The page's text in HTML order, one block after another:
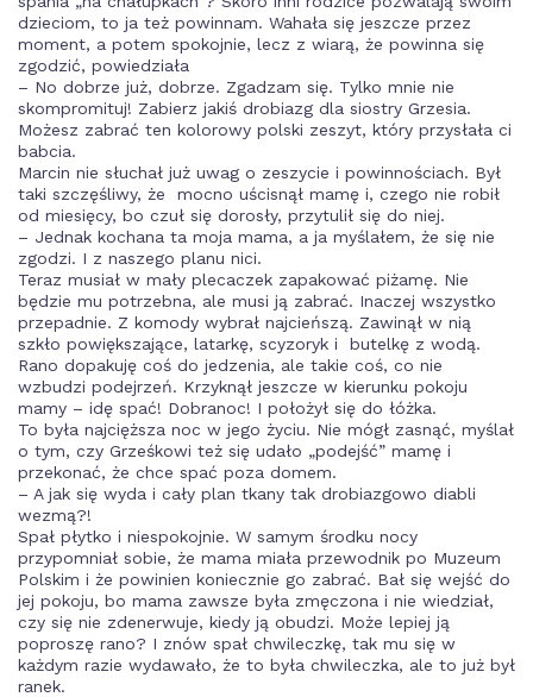
dzieciom, to ja też powinnam. Wahała się jeszcze przez
moment, a potem spokojnie, lecz z wiarą, że powinna się
zgodzić, powiedziała
– No dobrze już, dobrze. Zgadzam się. Tylko mnie nie
skompromituj! Zabierz jakiś drobiazg dla siostry Grzesia.
Możesz zabrać ten kolorowy polski zeszyt, który przysłała ci
babcia.
Marcin nie słuchał już uwag o zeszycie i powinnościach. Był
taki szczęśliwy, że mocno uścisnął mamę i, czego nie robił
od miesięcy, bo czuł się dorosły, przytulił się do niej.
– Jednak kochana ta moja mama, a ja myślałem, że się nie
zgodzi. I z naszego planu nici.
Teraz musiał w mały plecaczek zapakować piżamę. Nie
będzie mu potrzebna, ale musi ją zabrać. Inaczej wszystko
przepadnie. Z komody wybrał najcieńszą. Zawinął w nią
szkło powiększające, latarkę, scyzoryk i butelkę z wodą.
Rano dopakuję coś do jedzenia, ale takie coś, co nie
wzbudzi podejrzeń. Krzyknął jeszcze w kierunku pokoju
mamy – idę spać! Dobranoc! I położył się do łóżka.
To była najcięższa noc w jego życiu. Nie mógł zasnąć, myślał
o tym, czy Grześkowi też się udało „podejść” mamę i
przekonać, że chce spać poza domem.
– A jak się wyda i cały plan tkany tak drobiazgowo diabli
wezmą?!
Spał płytko i niespokojnie. W samym środku nocy
przypomniał sobie, że mama miała przewodnik po Muzeum
Polskim i że powinien koniecznie go zabrać. Bał się wejść do
jej pokoju, bo mama zawsze była zmęczona i nie wiedział,
czy się nie zdenerwuje, kiedy ją obudzi. Może lepiej ją
poproszę rano? I znów spał chwileczkę, tak mu się w
każdym razie wydawało, że to była chwileczka, ale to już był
ranek.